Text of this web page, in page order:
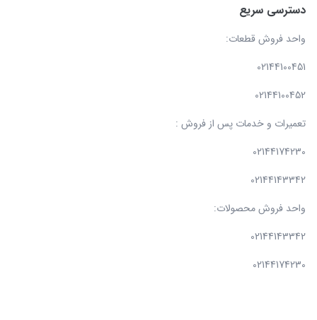
دسترسی سریع
واحد فروش قطعات:
02144100451
02144100452
تعمیرات و خدمات پس از فروش :
02144174230
02144143342
واحد فروش محصولات:
02144143342
02144174230